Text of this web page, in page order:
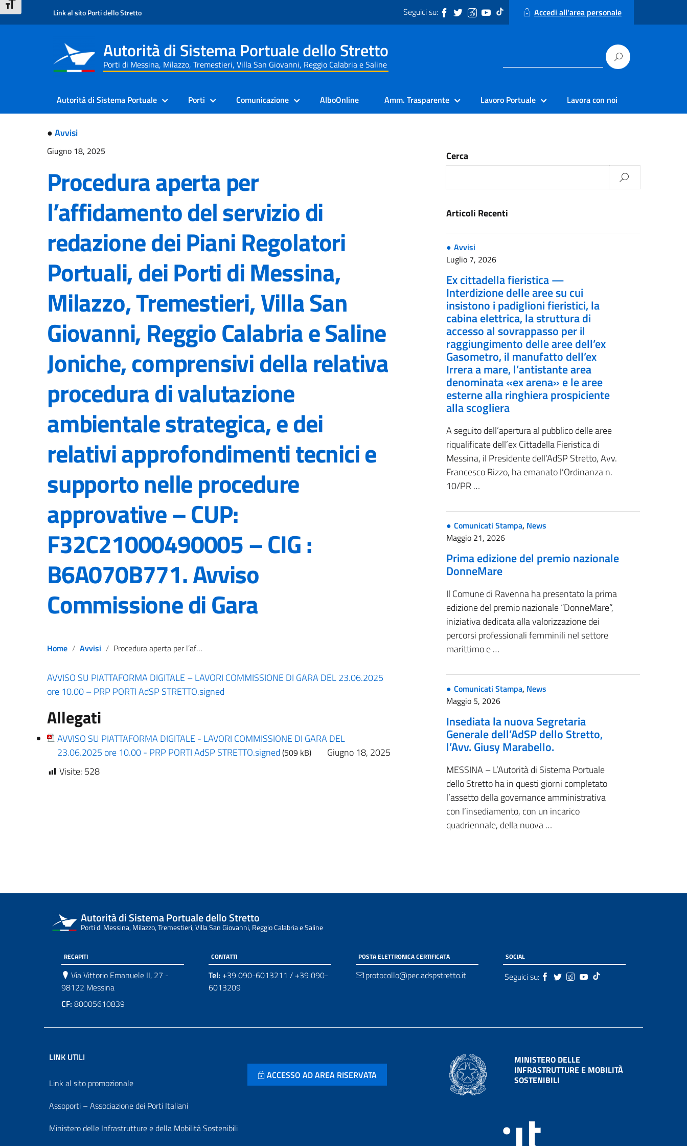
Salta
Passa
Mappa
Barra
ATTIVA/DISATTIVA DIMENSIONE TESTO
Link al sito Porti dello Stretto Seguici su: Accedi all'area personale
Autorità di Sistema Portuale dello Stretto
Porti di Messina, Milazzo, Tremestieri, Villa San Giovanni, Reggio Calabria e Saline
Autorità di Sistema Portuale Porti Comunicazione AlboOnline Amm. Trasparente Lavoro Portuale Lavora con noi
●Avvisi
Giugno 18, 2025
Procedura aperta per
l’affidamento del servizio di
redazione dei Piani Regolatori
Portuali, dei Porti di Messina,
Milazzo, Tremestieri, Villa San
Giovanni, Reggio Calabria e Saline
Joniche, comprensivi della relativa
procedura di valutazione
ambientale strategica, e dei
relativi approfondimenti tecnici e
supporto nelle procedure
approvative – CUP:
F32C21000490005 – CIG :
B6A070B771. Avviso
Commissione di Gara
Home Avvisi Procedura aperta per l’affidamento del servizio di redazione dei Piani Regolatori Portuali, dei Porti di Messina, Milazzo, Tremestieri, Villa San Giovanni, Reggio Calabria e Saline Joniche, comprensivi della relativa procedura di valutazione ambientale strategica, e dei relativi approfondimenti tecnici e supporto nelle procedure approvative – CUP: F32C21000490005 – CIG : B6A070B771. Avviso Commissione di Gara
AVVISO SU PIATTAFORMA DIGITALE – LAVORI COMMISSIONE DI GARA DEL 23.06.2025
ore 10.00 – PRP PORTI AdSP STRETTO.signed
Allegati
AVVISO SU PIATTAFORMA DIGITALE - LAVORI COMMISSIONE DI GARA DEL
23.06.2025 ore 10.00 - PRP PORTI AdSP STRETTO.signed (509 kB)
Giugno 18, 2025
Visite: 528
Cerca
Articoli Recenti
Avvisi
Luglio 7, 2026
Ex cittadella fieristica —
Interdizione delle aree su cui
insistono i padiglioni fieristici, la
cabina elettrica, la struttura di
accesso al sovrappasso per il
raggiungimento delle aree dell’ex
Gasometro, il manufatto dell’ex
Irrera a mare, l’antistante area
denominata «ex arena» e le aree
esterne alla ringhiera prospiciente
alla scogliera
A seguito dell’apertura al pubblico delle aree
riqualificate dell’ex Cittadella Fieristica di
Messina, il Presidente dell’AdSP Stretto, Avv.
Francesco Rizzo, ha emanato l’Ordinanza n.
10/PR …
Comunicati Stampa, News
Maggio 21, 2026
Prima edizione del premio nazionale
DonneMare
Il Comune di Ravenna ha presentato la prima
edizione del premio nazionale “DonneMare”,
iniziativa dedicata alla valorizzazione dei
percorsi professionali femminili nel settore
marittimo e …
Comunicati Stampa, News
Maggio 5, 2026
Insediata la nuova Segretaria
Generale dell’AdSP dello Stretto,
l’Avv. Giusy Marabello.
MESSINA – L’Autorità di Sistema Portuale
dello Stretto ha in questi giorni completato
l’assetto della governance amministrativa
con l’insediamento, con un incarico
quadriennale, della nuova …
Autorità di Sistema Portuale dello Stretto
Porti di Messina, Milazzo, Tremestieri, Villa San Giovanni, Reggio Calabria e Saline
RECAPITI
Via Vittorio Emanuele II, 27 -
98122 Messina
CF: 80005610839
CONTATTI
Tel: +39 090-6013211 / +39 090-
6013209
POSTA ELETTRONICA CERTIFICATA
protocollo@pec.adspstretto.it
SOCIAL
Seguici su:
LINK UTILI
Link al sito promozionale
Assoporti – Associazione dei Porti Italiani
Ministero delle Infrastrutture e della Mobilità Sostenibili
ACCESSO AD AREA RISERVATA
MINISTERO DELLE
INFRASTRUTTURE E MOBILITÀ
SOSTENIBILI